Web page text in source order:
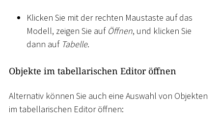
Klicken Sie mit der rechten Maustaste auf das
Modell, zeigen Sie auf Öffnen, und klicken Sie
dann auf Tabelle.
Objekte im tabellarischen Editor öffnen
Alternativ können Sie auch eine Auswahl von Objekten
im tabellarischen Editor öffnen: